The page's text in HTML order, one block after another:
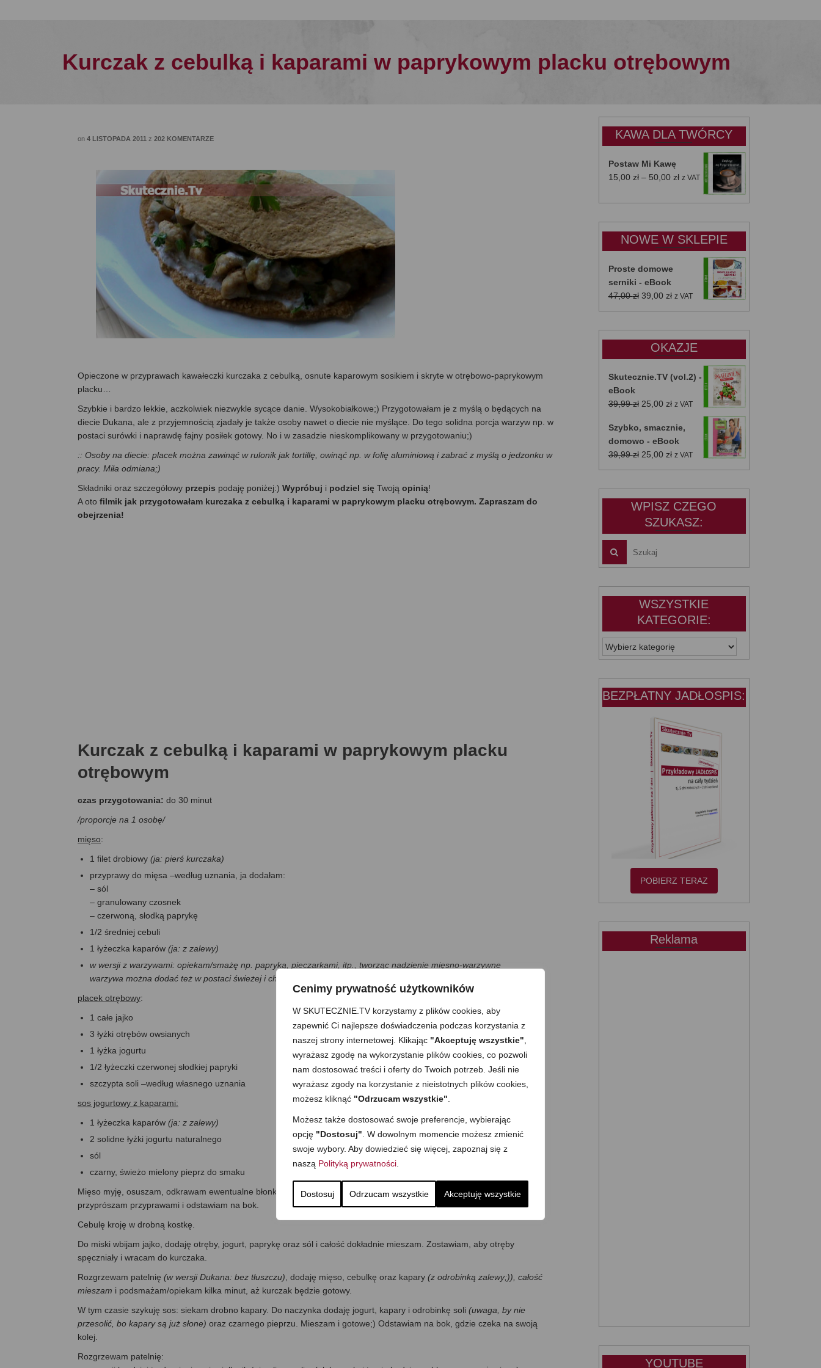
Cenimy prywatność użytkowników
W SKUTECZNIE.TV korzystamy z plików cookies, aby
zapewnić Ci najlepsze doświadczenia podczas korzystania z
naszej strony internetowej. Klikając "Akceptuję wszystkie"
wyrażasz zgodę na wykorzystanie plików cookies, co pozwoli
nam dostosować treści i oferty do Twoich potrzeb. Jeśli nie
wyrażasz zgody na korzystanie z nieistotnych plików cookies,
możesz kliknąć "Odrzucam wszystkie"
Możesz także dostosować swoje preferencje, wybierając
opcję "Dostosuj" . W dowolnym momencie możesz zmienić
swoje wybory. Aby dowiedzieć się więcej, zapoznaj się z
naszą Polityką prywatności
Dostosuj Odrzucam wszystkie Akceptuję wszystkie
Kurczak z cebulką i kaparami w paprykowym placku otrębowym
on 4 LISTOPADA 2011 z 202 KOMENTARZE
Opieczone w przyprawach kawałeczki kurczaka z cebulką, osnute kaparowym sosikiem i skryte w otrębowo-paprykowym
placku…
Szybkie i bardzo lekkie, aczkolwiek niezwykle sycące danie. Wysokobiałkowe;) Przygotowałam je z myślą o będących na
diecie Dukana, ale z przyjemnością zjadały je także osoby nawet o diecie nie myślące. Do tego solidna porcja warzyw np. w
postaci surówki i naprawdę fajny posiłek gotowy. No i w zasadzie nieskomplikowany w przygotowaniu;)
:: Osoby na diecie: placek można zawinąć w rulonik jak tortillę, owinąć np. w folię aluminiową i zabrać z myślą o jedzonku w
pracy. Miła odmiana;)
Składniki oraz szczegółowy przepis podaję poniżej:) Wypróbuj i podziel się Twoją opinią!
A oto filmik jak przygotowałam kurczaka z cebulką i kaparami w paprykowym placku otrębowym. Zapraszam do
obejrzenia!
Kurczak z cebulką i kaparami w paprykowym placku
otrębowym
czas przygotowania: do 30 minut
/proporcje na 1 osobę/
mięso:
1 filet drobiowy (ja: pierś kurczaka)
przyprawy do mięsa –według uznania, ja dodałam:
– sól
– granulowany czosnek
– czerwoną, słodką paprykę
1/2 średniej cebuli
1 łyżeczka kaparów (ja: z zalewy)
w wersji z warzywami: opiekam/smażę np. papryką, pieczarkami, itp., tworząc nadzienie mięsno-warzywne
warzywa można dodać też w postaci świeżej i chrupiącej na samym końcu (papryka, pomidor, ogórek, cebulka, itp.)
placek otrębowy:
1 całe jajko
3 łyżki otrębów owsianych
1 łyżka jogurtu
1/2 łyżeczki czerwonej słodkiej papryki
szczypta soli –według własnego uznania
sos jogurtowy z kaparami:
1 łyżeczka kaparów (ja: z zalewy)
2 solidne łyżki jogurtu naturalnego
sól
czarny, świeżo mielony pieprz do smaku
Mięso myję, osuszam, odkrawam ewentualne błonki, żyłki i tłustsze kawałki, po czym kroję je w miarę drobną kostkę,
przyprószam przyprawami i odstawiam na bok.
Cebulę kroję w drobną kostkę.
Do miski wbijam jajko, dodaję otręby, jogurt, paprykę oraz sól i całość dokładnie mieszam. Zostawiam, aby otręby
spęczniały i wracam do kurczaka.
Rozgrzewam patelnię (w wersji Dukana: bez tłuszczu) , dodaję mięso, cebulkę oraz kapary (z odrobinką zalewy;)), całość
mieszam i podsmażam/opiekam kilka minut, aż kurczak będzie gotowy.
W tym czasie szykuję sos: siekam drobno kapary. Do naczynka dodaję jogurt, kapary i odrobinkę soli (uwaga, by nie
przesolić, bo kapary są już słone) oraz czarnego pieprzu. Mieszam i gotowe;) Odstawiam na bok, gdzie czeka na swoją
kolej.
Rozgrzewam patelnię:
KAWA DLA TWÓRCY
Postaw Mi Kawę
15,00 zł – 50,00 złZakres
od
do
50,00 zł
z VAT
NOWE W SKLEPIE
Proste domowe
serniki - eBook
47,00zł Pierwotna
cena
39,00 złAktualna
cena
z VAT
OKAZJE
Skutecznie.TV (vol.2) -
eBook
39,99zł Pierwotna
wynosiła:
39,99 zł.
25,00 złAktualna
wynosi:
25,00 zł.
z VAT
Szybko, smacznie,
domowo - eBook
39,99zł Pierwotna
cena
25,00 złAktualna
cena
z VAT
WPISZ CZEGO
SZUKASZ:
WSZYSTKIE
KATEGORIE:
WSZYSTKIE
KATEGORIE:
BEZPŁATNY JADŁOSPIS:
POBIERZ TERAZ
Reklama
YOUTUBE